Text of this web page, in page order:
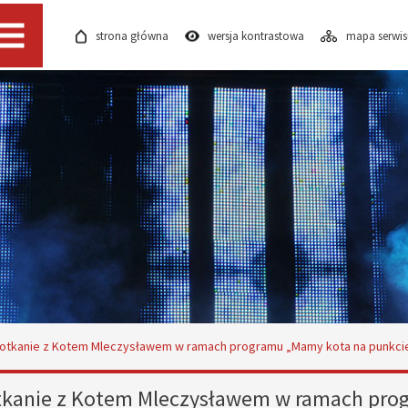
Menu strona główna wersja kontrastowa mapa
z Kotem Mleczysławem w ramach programu „Mamy kota na
z Kotem Mleczysławem w ramach